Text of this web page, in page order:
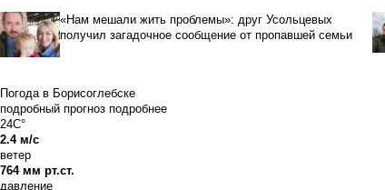
«Нам мешали жить проблемы»: друг Усольцевых
получил загадочное сообщение от пропавшей семьи
Погода в Борисоглебске
подробный прогноз подробнее
24C°
2.4 м/с
ветер
764 мм рт.ст.
давление